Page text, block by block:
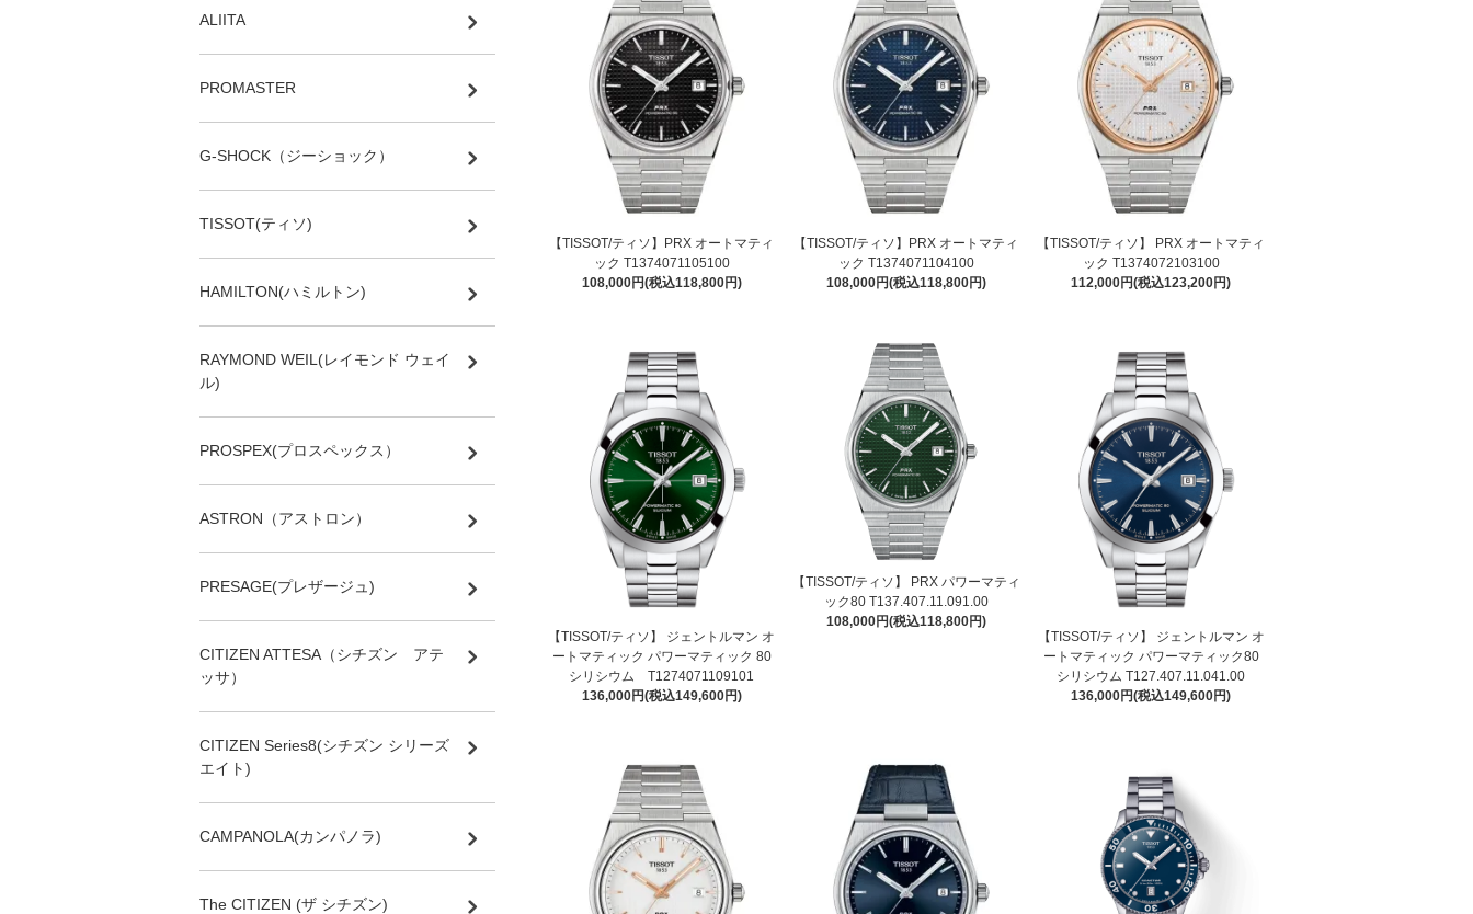
【TISSOT/ティソ】PRX オートマティ
ック T1374071105100
108,000円(税込118,800円)
【TISSOT/ティソ】PRX オートマティ
ック T1374071104100
108,000円(税込118,800円)
【TISSOT/ティソ】 PRX オートマティ
ック T1374072103100
112,000円(税込123,200円)
【TISSOT/ティソ】 ジェントルマン オ
ートマティック パワーマティック 80
シリシウム T1274071109101
136,000円(税込149,600円)
【TISSOT/ティソ】 PRX パワーマティ
ック80 T137.407.11.091.00
108,000円(税込118,800円)
【TISSOT/ティソ】 ジェントルマン オ
ートマティック パワーマティック80
シリシウム T127.407.11.041.00
136,000円(税込149,600円)
ALIITA
PROMASTER
G-SHOCK（ジーショック）
TISSOT(ティソ)
HAMILTON(ハミルトン)
RAYMOND WEIL(レイモンド ウェイ
ル)
PROSPEX(プロスペックス）
ASTRON（アストロン）
PRESAGE(プレザージュ)
CITIZEN ATTESA（シチズン アテ
ッサ）
CITIZEN Series8(シチズン シリーズ
エイト)
CAMPANOLA(カンパノラ)
The CITIZEN (ザ シチズン)